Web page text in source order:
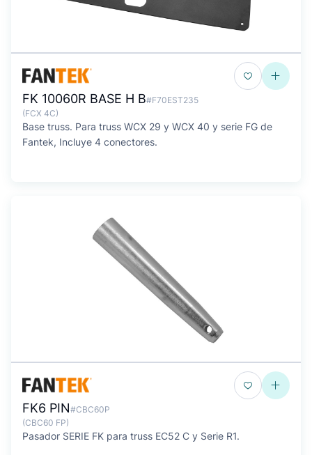
FK 10060R BASE H B#F70EST235
(FCX 4C)
Base truss. Para truss WCX 29 y WCX 40 y serie FG de
Fantek, Incluye 4 conectores.
FK6 PIN#CBC60P
(CBC60 FP)
Pasador SERIE FK para truss EC52 C y Serie R1.